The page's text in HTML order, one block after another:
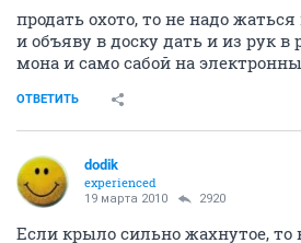
продать охото, то не надо жаться
и объяву в доску дать и из рук в
мона и само сабой на
ОТВЕТИТЬ
dodik
experienced
19 марта 2010 2920
Если крыло сильно жахнутое, то